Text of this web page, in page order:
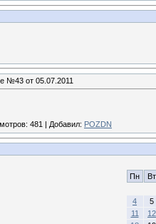
№43 от 05.07.2011
: 481 | Добавил: POZDN
Пн Вт
4
5
11
12